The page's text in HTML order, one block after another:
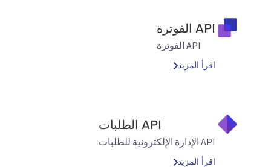
API الفوترة
API الفوترة
اقرأ المزيد
API الطلبات
API الإدارة الإلكترونية للطلبات
اقرأ المزيد